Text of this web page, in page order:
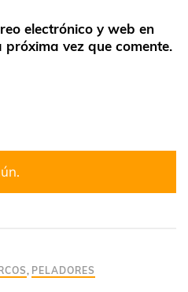
electrónico y web en
vez que comente.
, PELADORES